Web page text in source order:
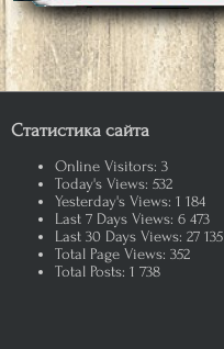
Статистика сайта
Online Visitors: 3
Today's Views: 532
Yesterday's Views: 1 184
Last 7 Days Views: 6 473
Last 30 Days Views: 27 135
Total Page Views: 352
Total Posts: 1 738